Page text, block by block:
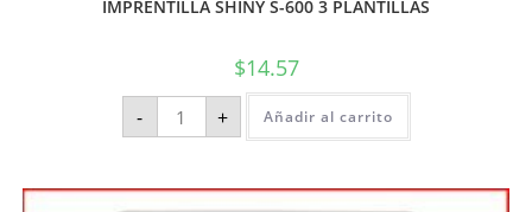
IMPRENTILLA SHINY S-600 3 PLANTILLAS
$14.57
- + Añadir al carrito